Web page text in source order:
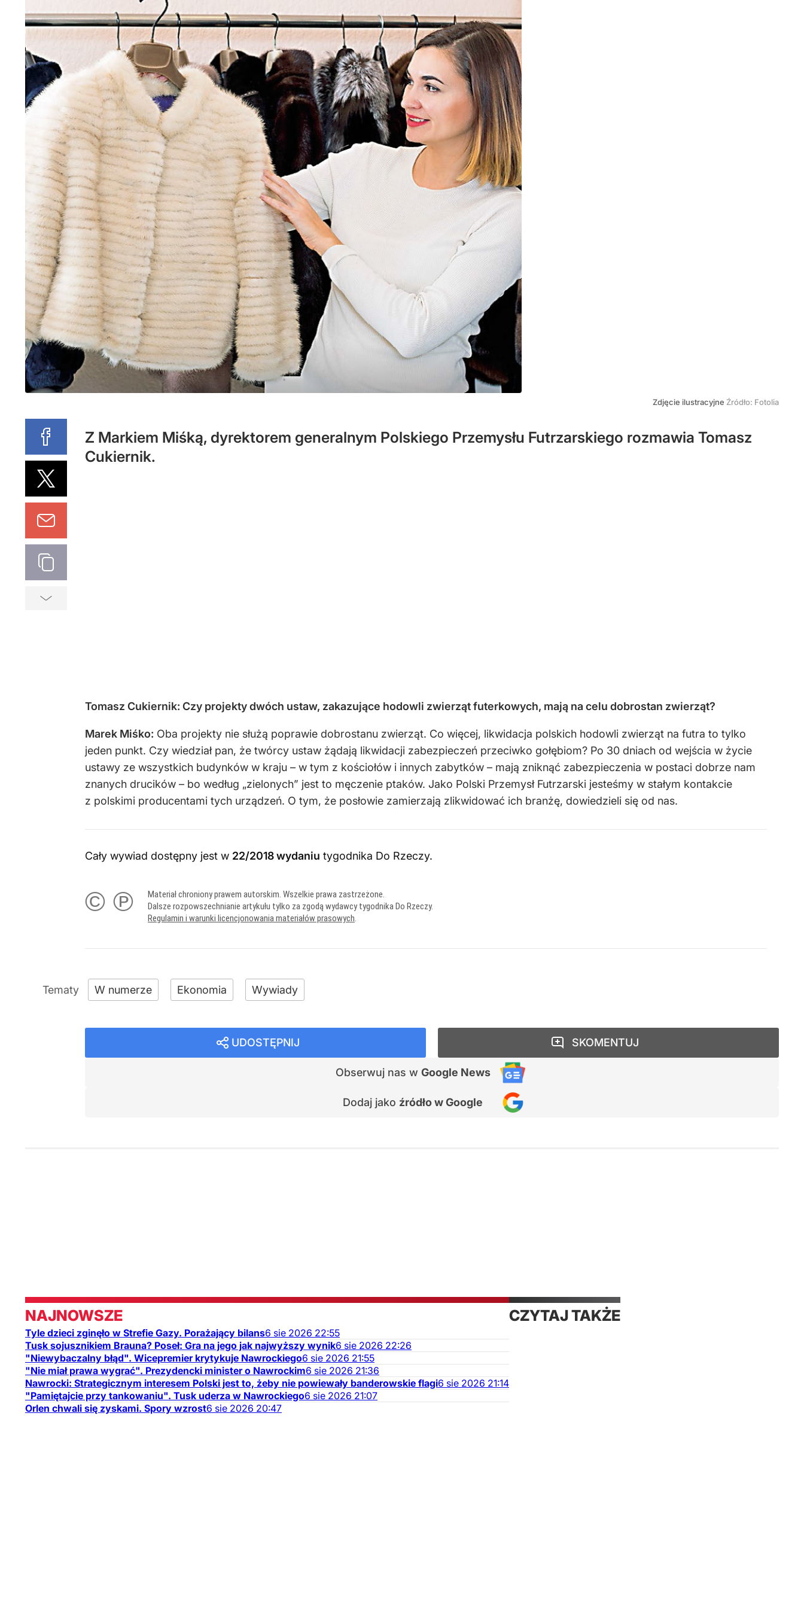
Zdjęcie ilustracyjne Źródło: Fotolia
Z Markiem Miśką, dyrektorem generalnym Polskiego Przemysłu Futrzarskiego rozmawia Tomasz
Cukiernik.
Tomasz Cukiernik: Czy projekty dwóch ustaw, zakazujące hodowli zwierząt futerkowych, mają na celu dobrostan zwierząt?
Marek Miśko: Oba projekty nie służą poprawie dobrostanu zwierząt. Co więcej, likwidacja polskich hodowli zwierząt na futra to tylko
jeden punkt. Czy wiedział pan, że twórcy ustaw żądają likwidacji zabezpieczeń przeciwko gołębiom? Po 30 dniach od wejścia w życie
ustawy ze wszystkich budynków w kraju – w tym z kościołów i innych zabytków – mają zniknąć zabezpieczenia w postaci dobrze nam
znanych drucików – bo według „zielonych” jest to męczenie ptaków. Jako Polski Przemysł Futrzarski jesteśmy w stałym kontakcie
z polskimi producentami tych urządzeń. O tym, że posłowie zamierzają zlikwidować ich branżę, dowiedzieli się od nas.
Cały wywiad dostępny jest w 22/2018 wydaniu tygodnika Do Rzeczy.
© ℗
Materiał chroniony prawem autorskim. Wszelkie prawa zastrzeżone.
Dalsze rozpowszechnianie artykułu tylko za zgodą wydawcy tygodnika Do Rzeczy.
Regulamin i warunki licencjonowania materiałów prasowych.
W numerze Ekonomia Wywiady
UDOSTĘPNIJ
Obserwuj nas w Google News
Dodaj jako źródło w Google
SKOMENTUJ
NAJNOWSZE
Tyle dzieci zginęło w Strefie Gazy. Porażający bilans6 sie 2026 22:55
Tusk sojusznikiem Brauna? Poseł: Gra na jego jak najwyższy wynik6 sie 2026 22:26
"Niewybaczalny błąd". Wicepremier krytykuje Nawrockiego6 sie 2026 21:55
"Nie miał prawa wygrać". Prezydencki minister o Nawrockim6 sie 2026 21:36
Nawrocki: Strategicznym interesem Polski jest to, żeby nie powiewały banderowskie flagi6 sie 2026 21:14
"Pamiętajcie przy tankowaniu". Tusk uderza w Nawrockiego6 sie 2026 21:07
Orlen chwali się zyskami. Spory wzrost6 sie 2026 20:47
CZYTAJ TAKŻE